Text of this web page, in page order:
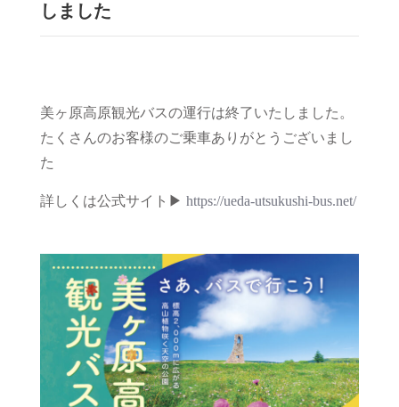
しました
美ヶ原高原観光バスの運行は終了いたしました。
たくさんのお客様のご乗車ありがとうございまし
た
詳しくは公式サイト▶ https://ueda-utsukushi-bus.net/